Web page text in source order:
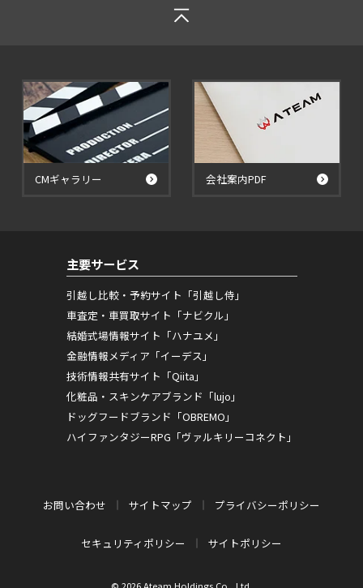
CMギャラリー 会社案内PDF
主要サービス
引越し比較・予約サイト「引越し侍」
車査定・車買取サイト「ナビクル」
結婚式場情報サイト「ハナユメ」
金融情報メディア「イーデス」
技術情報共有サイト「Qiita」
化粧品・スキンケアブランド「lujo」
ドッグフードブランド「OBREMO」
ハイファンタジーRPG「ヴァルキリーコネクト」
お問い合わせ サイトマップ プライバシーポリシー
セキュリティポリシー サイトポリシー